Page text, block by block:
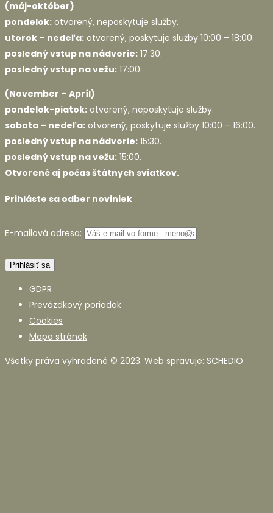
(máj-október)
pondelok: otvorený, neposkytuje služby.
utorok – nedeľa: otvorený, poskytuje služby 10:00 – 18:00.
posledný vstup na nádvorie: 17:30.
posledný vstup na vežu: 17:00.
(November – Apríl)
pondelok-piatok: otvorený, neposkytuje služby.
sobota – nedeľa: otvorený, poskytuje služby 10:00 – 16:00.
posledný vstup na nádvorie: 15:30.
posledný vstup na vežu: 15:00.
Otvorené aj počas štátnych sviatkov.
Prihláste sa odber noviniek
E-mailová adresa:
GDPR
Prevázdkový poriadok
Cookies
Mapa stránok
Všetky práva vyhradené © 2023. Web spravuje: SCHEDIO